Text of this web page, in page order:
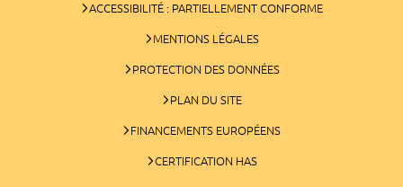
ACCESSIBILITÉ : PARTIELLEMENT CONFORME
MENTIONS LÉGALES
PROTECTION DES DONNÉES
PLAN DU SITE
FINANCEMENTS EUROPÉENS
CERTIFICATION HAS